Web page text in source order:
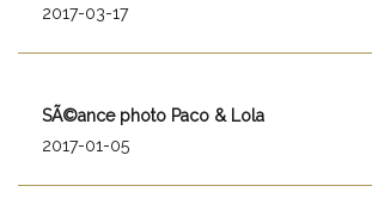
2017-03-17
SÃ©ance photo Paco & Lola
2017-01-05